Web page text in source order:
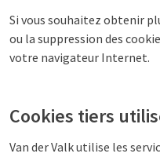
Si vous souhaitez obtenir
ou la suppression des
votre navigateur Internet.
Cookies tiers
Van der Valk utilise les